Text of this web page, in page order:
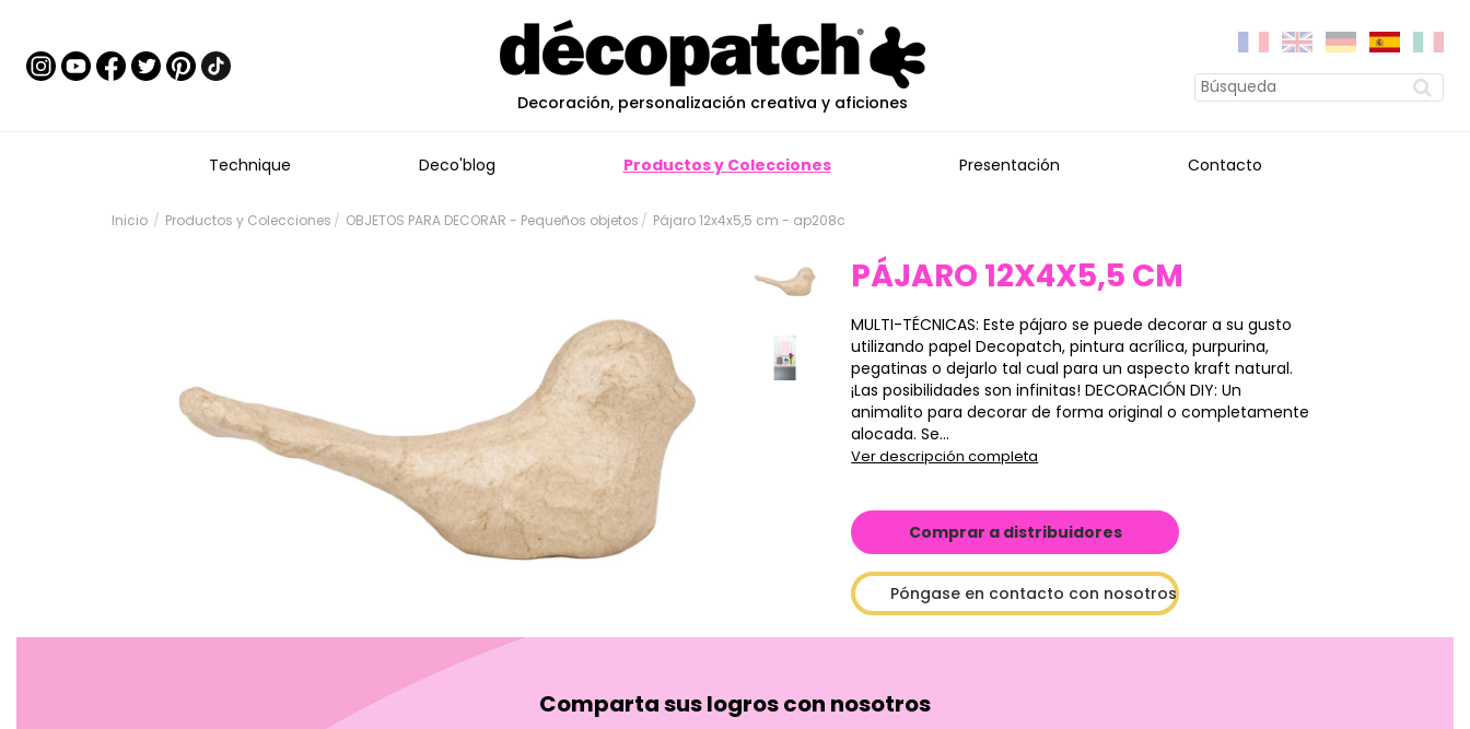
Decoración, personalización creativa y aficiones
Technique Deco'blog Productos y Colecciones Presentación Contacto
Inicio Productos y Colecciones OBJETOS PARA DECORAR - Pequeños objetos Pájaro 12x4x5,5 cm - ap208c
PÁJARO 12X4X5,5 CM
MULTI-TÉCNICAS: Este pájaro se puede decorar a su gusto
utilizando papel Decopatch, pintura acrílica, purpurina,
pegatinas o dejarlo tal cual para un aspecto kraft natural.
¡Las posibilidades son infinitas! DECORACIÓN DIY: Un
animalito para decorar de forma original o completamente
alocada. Se...
Ver descripción completa
Comprar a distribuidores
Póngase en contacto con nosotros
Comparta sus logros con nosotros